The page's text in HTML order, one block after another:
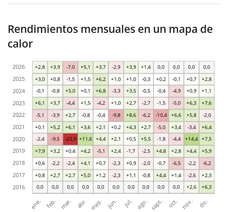
Rendimientos mensuales en un mapa de
calor
0,0 0,0 0,0 0,0 0,0 0,0 0,0 0,0 0,0 0,0 +2,6 +6,3
+0,8 +2,7 +2,7 +5,0 +1,2 -2,3 +1,1 -0,8 +4,4 +1,4 -2,6 +2,3
+0,6 -2,2 -2,4 +4,1 +0,7 -2,3 +0,9 -2,0 -0,7 -6,5 -2,2 -6,2
+7,9 +3,2 +0,4 +4,2 -5,1 +2,4 -1,7 -2,5 +4,8 +2,8 +4,4 +5,9
-2,4 -9,5 -25,9 +11,6 +4,4 +2,1 +0,5 +5,5 -1,8 -4,4 +14,4 +7,5
+0,1 +5,2 +6,1 +3,6 +2,1 +0,2 +4,3 +2,7 -5,0 +3,4 -3,4 +6,4
-5,1 -3,9 +2,7 -0,8 -0,4 -9,8 +8,6 -6,2 -10,4 +6,6 +5,8 -2,0
+6,1 +3,7 -4,4 +1,5 -4,2 +1,0 +2,7 -2,7 -1,5 -5,0 +6,3 +7,6
-0,1 -0,8 +5,0 +0,1 +6,8 -3,3 +3,5 -0,5 -0,4 -4,9 +0,9 +1,1
+3,0 +0,8 -1,5 +1,5 +6,2 +1,0 +1,0 -0,3 +0,2 -0,1 +0,7 +2,8
+2,8 +3,9 -7,0 +5,1 +3,7 -2,9 +3,9 +1,4 0,0 0,0 0,0 0,0
ene. feb. mar. abr. may. jun. jul. ago. sept. oct. nov. dic.
2016
2017
2018
2019
2020
2021
2022
2023
2024
2025
2026